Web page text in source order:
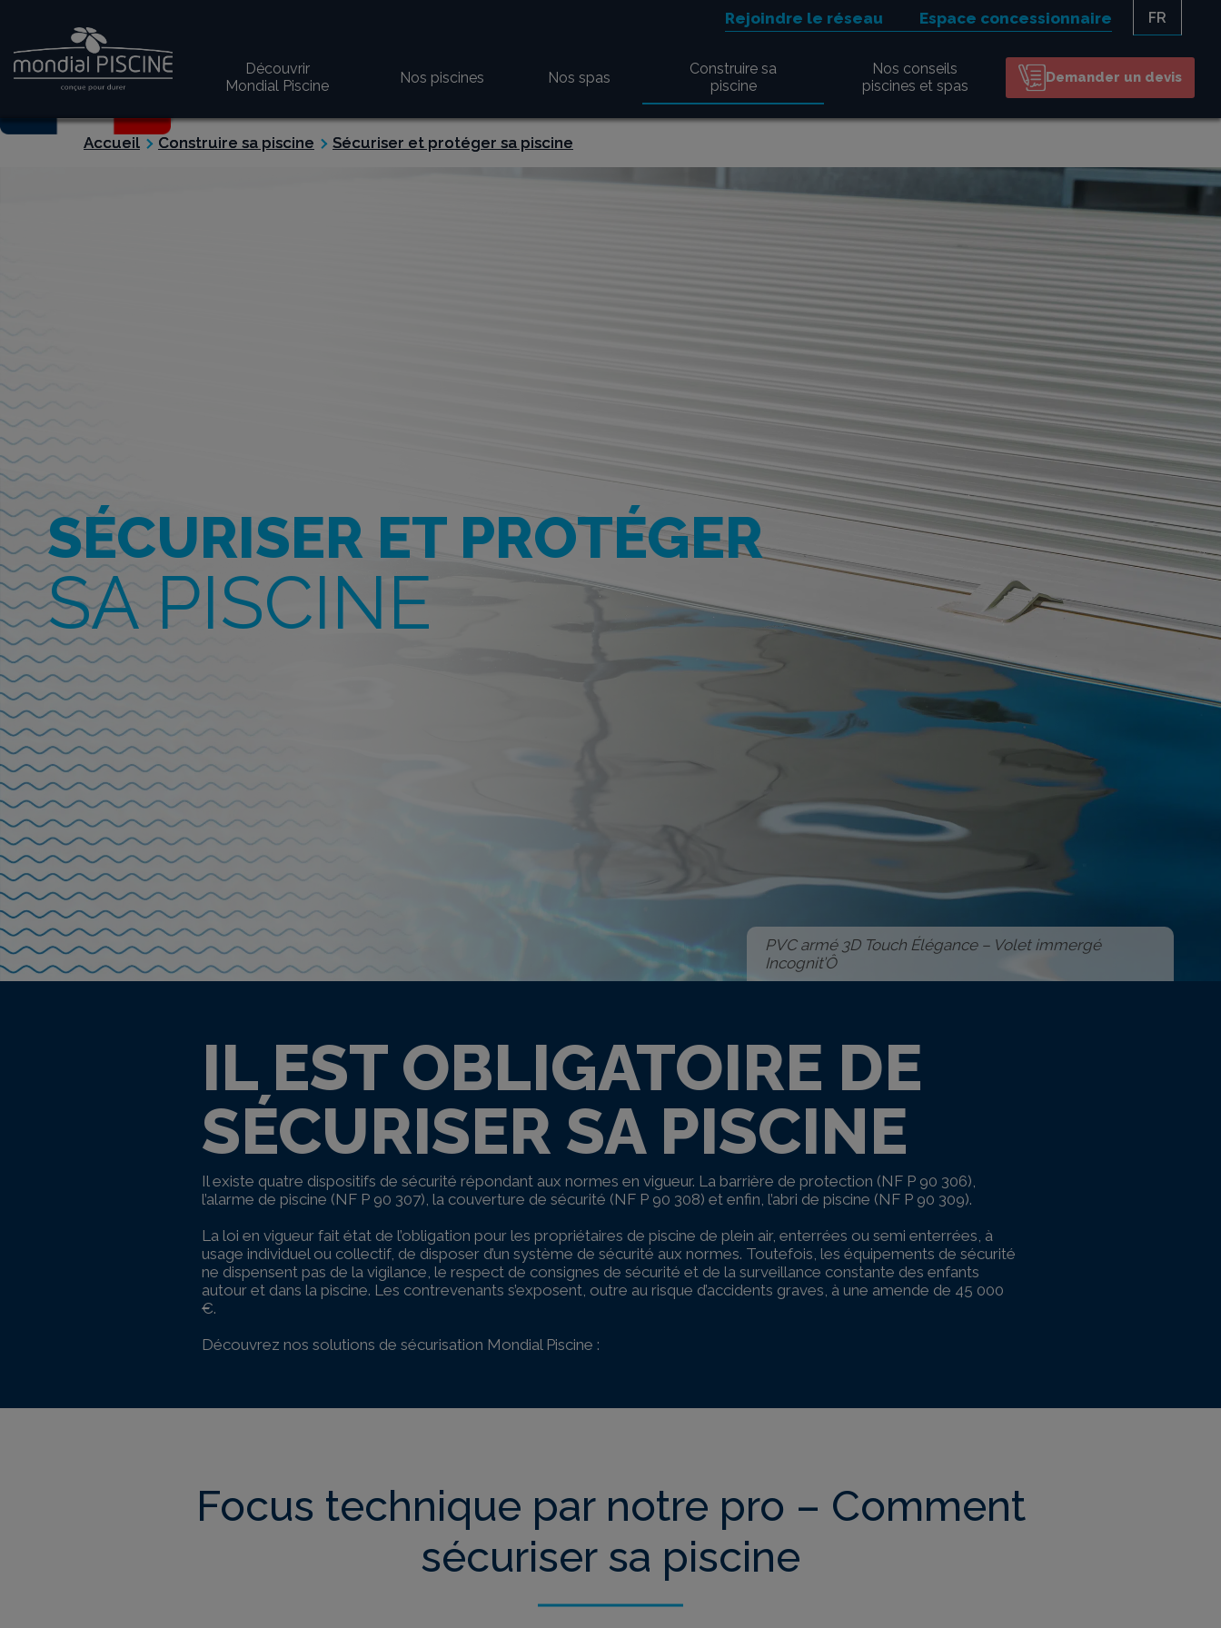
Rejoindre le réseau Espace concessionnaire FR
Découvrir
Mondial Piscine
Nos piscines Nos spas
Construire sa
piscine
Nos conseils
piscines et spas
Demander un devis
Accueil Construire sa piscine Sécuriser et protéger sa piscine
SÉCURISER ET PROTÉGER
SA PISCINE
PVC armé 3D Touch Élégance – Volet immergé
Incognit’Ô
IL EST OBLIGATOIRE DE
SÉCURISER SA PISCINE
Il existe quatre dispositifs de sécurité répondant aux normes en vigueur. La barrière de protection (NF P 90 306),
l’alarme de piscine (NF P 90 307), la couverture de sécurité (NF P 90 308) et enfin, l’abri de piscine (NF P 90 309).
La loi en vigueur fait état de l’obligation pour les propriétaires de piscine de plein air, enterrées ou semi enterrées, à
usage individuel ou collectif, de disposer d’un système de sécurité aux normes. Toutefois, les équipements de sécurité
ne dispensent pas de la vigilance, le respect de consignes de sécurité et de la surveillance constante des enfants
autour et dans la piscine. Les contrevenants s’exposent, outre au risque d’accidents graves, à une amende de 45 000
€.
Découvrez nos solutions de sécurisation Mondial Piscine :
Focus technique par notre pro – Comment
sécuriser sa piscine